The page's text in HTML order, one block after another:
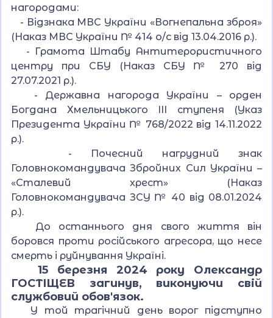
нагородами:
- Відзнака МВС України «Вогнепальна зброя»
(Наказ МВС України № 414 о/с від 13.04.2016 р.).
- Грамота Штабу Антитерористичного
центру при СБУ (Наказ СБУ № 270 від
27.07.2021 р.).
- Державна нагорода України – орден
Богдана Хмельницького ІІІ ступеня (Указ
Президента України № 768/2022 від 14.11.2022
р.).
- Почесний нагрудний знак
Головнокомандувача Збройних Сил України –
«Сталевий хрест» (Наказ
Головнокомандувача ЗСУ № 40 від 08.01.2024
р.).
До останнього дня свого життя він
боровся проти російського агресора, що несе
смерть і руйнування Україні.
15 березня 2024 року Олександр
ГОСТІЩЕВ загинув, виконуючи свій
службовий обов'язок.
У той трагічний день ворог підступно